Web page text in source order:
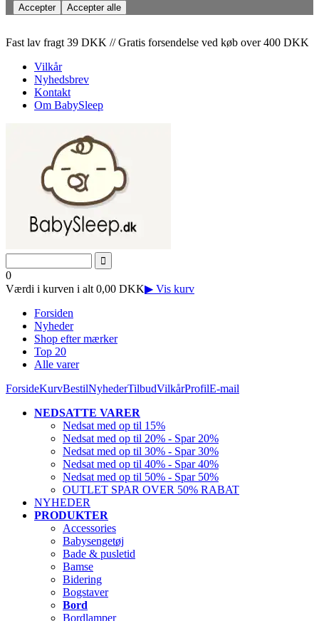
Fast lav fragt 39 DKK // Gratis forsendelse ved køb over 400 DKK
Vilkår
Nyhedsbrev
Kontakt
Om BabySleep
0
Værdi i kurven i alt 0,00 DKK▶ Vis kurv
Forsiden
Nyheder
Shop efter mærker
Top 20
Alle varer
ForsideKurvBestilNyhederTilbudVilkårProfilE-mail
NEDSATTE VARER
Nedsat med op til 15%
Nedsat med op til 20% - Spar 20%
Nedsat med op til 30% - Spar 30%
Nedsat med op til 40% - Spar 40%
Nedsat med op til 50% - Spar 50%
OUTLET SPAR OVER 50% RABAT
NYHEDER
PRODUKTER
Accessories
Babysengetøj
Bade & pusletid
Bamse
Bidering
Bogstaver
Bord
Bordlamper